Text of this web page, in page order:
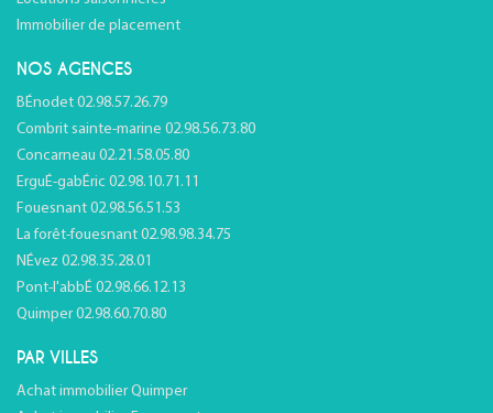
Immobilier de placement
NOS AGENCES
BÉnodet 02.98.57.26.79
Combrit sainte-marine 02.98.56.73.80
Concarneau 02.21.58.05.80
ErguÉ-gabÉric 02.98.10.71.11
Fouesnant 02.98.56.51.53
La forêt-fouesnant 02.98.98.34.75
NÉvez 02.98.35.28.01
Pont-l'abbÉ 02.98.66.12.13
Quimper 02.98.60.70.80
PAR VILLES
Achat immobilier Quimper